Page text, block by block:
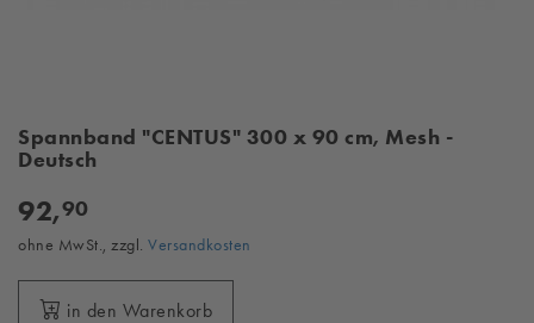
Spannband "CENTUS" 300 x 90 cm, Mesh -
Deutsch
92,90
ohne MwSt., zzgl. Versandkosten
in den Warenkorb